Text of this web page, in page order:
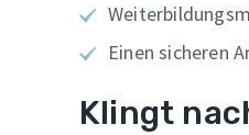
Einen sicheren
Klingt